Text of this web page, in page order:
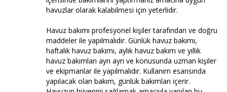
havuzlar olarak kalabilmesi için yeterlidir.
Havuz bakımı profesyonel kişiler tarafından ve doğru
maddeler ile yapılmalıdır. Günlük havuz bakımı,
haftalık havuz bakımı, aylık havuz bakım ve yıllık
havuz bakımları ayrı ayrı ve konusunda uzman kişiler
ve ekipmanlar ile yapılmalıdır. Kullanım esansında
yapılacak olan bakım, günlük bakımları içerir.